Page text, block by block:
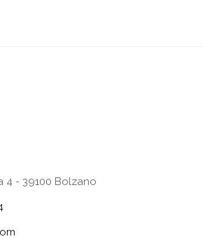
4 - 39100 Bolzano